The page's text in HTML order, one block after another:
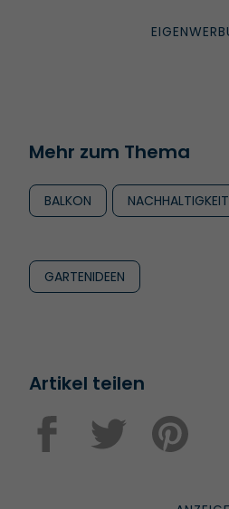
Mehr zum Thema
BALKON NACHHALTIGKEIT
GARTENIDEEN
Artikel teilen